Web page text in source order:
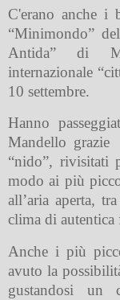
C'erano anche i
“Minimondo”
Antida” di
internazionale
10 settembre.
Hanno
Mandello grazie
“nido”, rivisitati
modo ai più
all’aria aperta,
clima di autentica
Anche i più
avuto la
gustandosi un